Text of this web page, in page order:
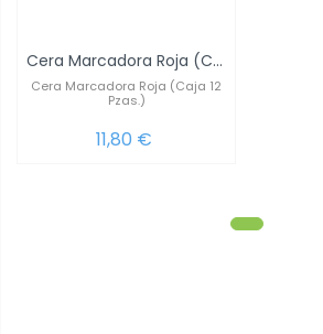
Cera Marcadora Roja (Caja 12 Pzas.)
Cera Marcadora Roja (Caja 12
Pzas.)
11,80 €